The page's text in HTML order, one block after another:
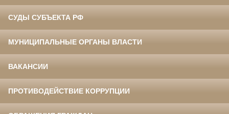
СУДЫ СУБЪЕКТА РФ
МУНИЦИПАЛЬНЫЕ ОРГАНЫ ВЛАСТИ
ВАКАНСИИ
ПРОТИВОДЕЙСТВИЕ КОРРУПЦИИ